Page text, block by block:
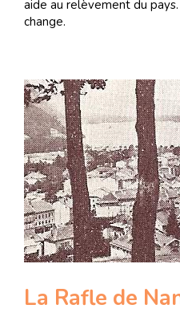
aide au relèvement du
change.
La Rafle de